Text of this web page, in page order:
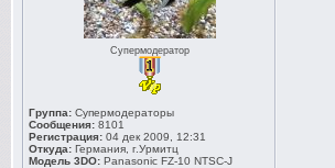
Супермодератор
Группа: Супермодераторы
Сообщения: 8101
Регистрация: 04 дек 2009, 12:31
Откуда: Германия, г.Урмитц
Модель 3DO: Panasonic FZ-10 NTSC-J